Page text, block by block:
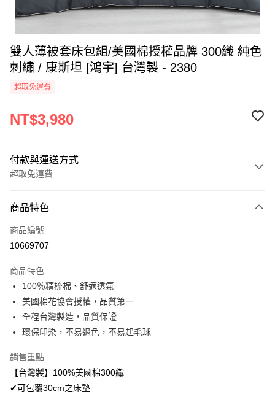
雙人薄被套床包組/美國棉授權品牌 300織 純色
刺繡 / 康斯坦 [鴻宇] 台灣製 - 2380
超取免運費
NT$3,980
付款與運送方式
超取免運費
信用卡一次付款
超商取貨付款
Apple Pay
悠遊付
Google Pay
AFTEE先享後付
相關說明
AFTEE先享後付是「在收到商品之後才付款」的支付方式。 讓您購物簡單
ATM付款
商品特色
商品編號
10669707
商品特色
100％精梳棉、舒適透氣
美國棉花協會授權，品質第一
全程台灣製造，品質保證
環保印染，不易退色，不易起毛球
銷售重點
【台灣製】100%美國棉300織
✔可包覆30cm之床墊